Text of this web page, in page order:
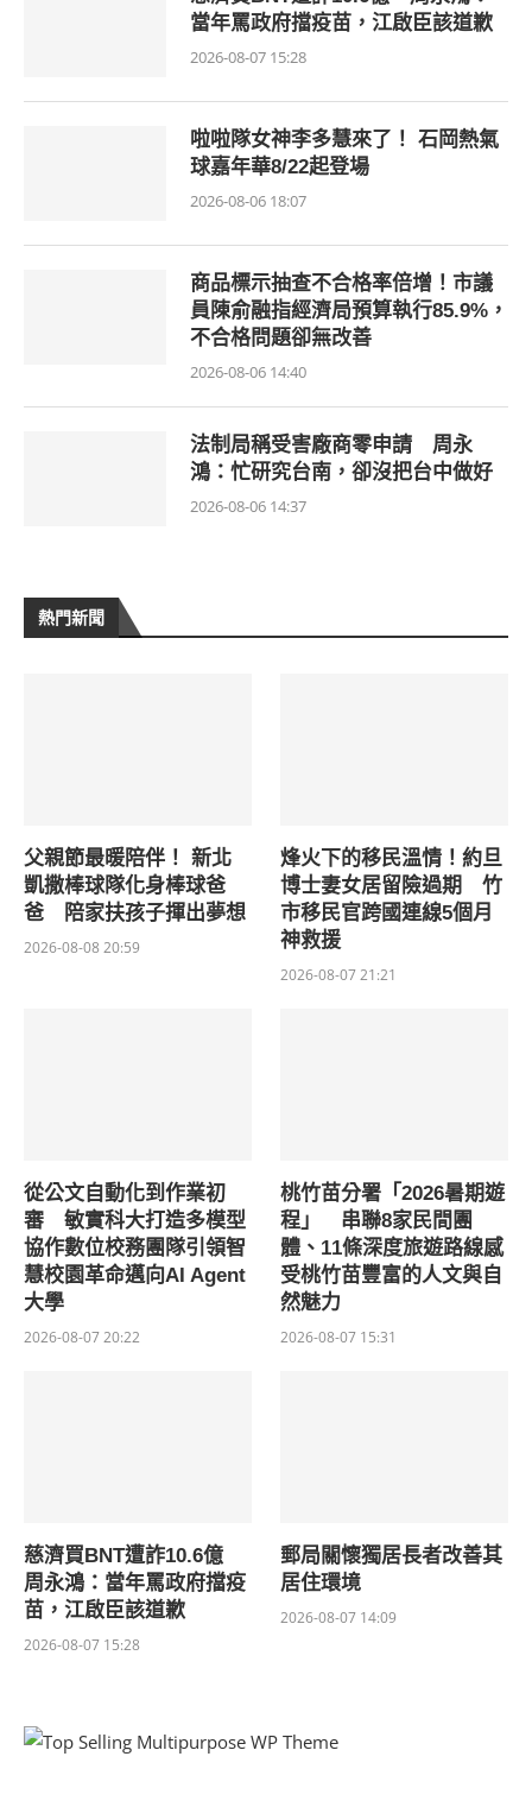
當年罵政府擋疫苗，江啟臣該道歉
2026-08-07 15:28
啦啦隊女神李多慧來了！ 石岡熱氣
球嘉年華8/22起登場
2026-08-06 18:07
商品標示抽查不合格率倍增！市議
員陳俞融指經濟局預算執行85.9%，
不合格問題卻無改善
2026-08-06 14:40
法制局稱受害廠商零申請 周永
鴻：忙研究台南，卻沒把台中做好
2026-08-06 14:37
熱門新聞
父親節最暖陪伴！ 新北
凱撒棒球隊化身棒球爸
爸 陪家扶孩子揮出夢想
2026-08-08 20:59
烽火下的移民溫情！約旦
博士妻女居留險過期 竹
市移民官跨國連線5個月
神救援
2026-08-07 21:21
從公文自動化到作業初
審 敏實科大打造多模型
協作數位校務團隊引領智
慧校園革命邁向AI Agent
大學
2026-08-07 20:22
桃竹苗分署「2026暑期遊
程」 串聯8家民間團
體、11條深度旅遊路線感
受桃竹苗豐富的人文與自
然魅力
2026-08-07 15:31
慈濟買BNT遭詐10.6億
周永鴻：當年罵政府擋疫
苗，江啟臣該道歉
2026-08-07 15:28
郵局關懷獨居長者改善其
居住環境
2026-08-07 14:09